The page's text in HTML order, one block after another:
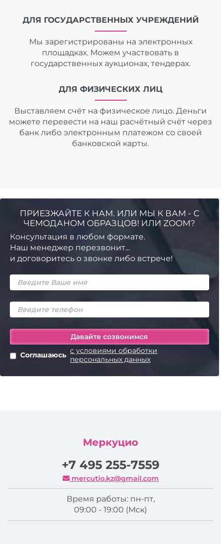
ДЛЯ ГОСУДАРСТВЕННЫХ УЧРЕЖДЕНИЙ
Мы зарегистрированы на электронных
площадках. Можем участвовать в
государственных аукционах, тендерах.
ДЛЯ ФИЗИЧЕСКИХ ЛИЦ
Выставляем счёт на физическое лицо. Деньги
можете перевести на наш расчётный счёт через
банк либо электронным платежом со своей
банковской карты.
ПРИЕЗЖАЙТЕ К НАМ. ИЛИ МЫ К ВАМ - С
ЧЕМОДАНОМ ОБРАЗЦОВ! ИЛИ ZOOM?
Консультация в любом формате.
Наш менеджер перезвонит...
и договоритесь о звонке либо встрече!
Соглашаюсь с условиями обработки
персональных данных
Меркуцио
+7 495 255-7559
mercutio.kz@gmail.com
Время работы: пн-пт,
09:00 - 19:00 (Мск)